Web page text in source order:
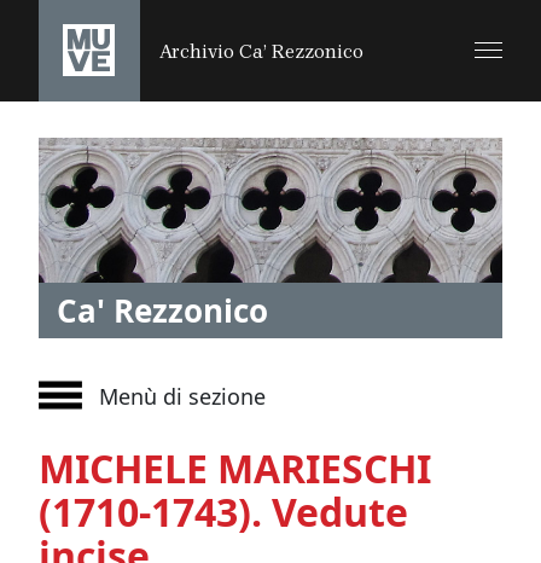
SALTA AL CONTENUTO PRINCIPALE
Archivio Ca’ Rezzonico
Ca' Rezzonico
Menù di sezione
MICHELE MARIESCHI
(1710-1743). Vedute